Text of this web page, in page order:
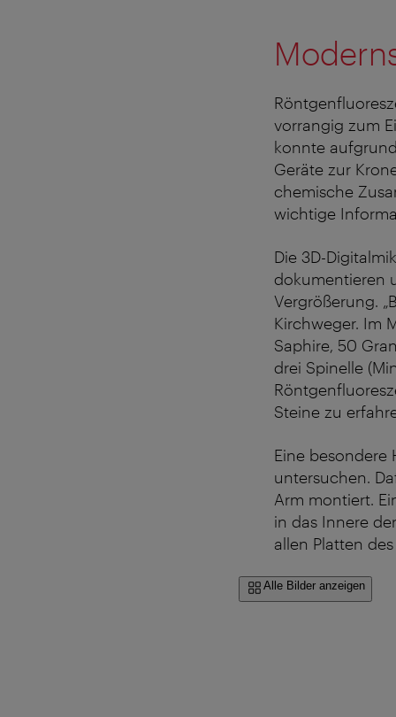
vorrangig zum
konnte
Geräte zur
chemische
wichtige
Die 3D-
dokumentieren
Vergrößerung.
Kirchweger. Im
Saphire, 50
drei Spinelle
Steine zu
Eine besondere
untersuchen.
Arm montiert.
in das Innere
allen Platten
Alle Bilder anzeigen